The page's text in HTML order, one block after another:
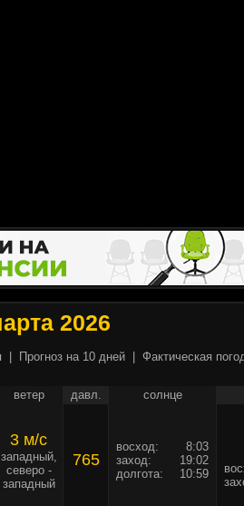
2026
Прогноз на 10 дней Фактическая
ветер давл. солнце
3 м/c
западный,
северо -
западный
765
восход:
8:03
заход:
19:02
долгота:
10:59